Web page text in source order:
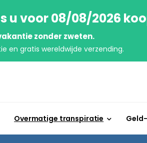
u voor 08/08/2026
zonder zweten.
en gratis wereldwijde verzending.
Overmatige transpiratie